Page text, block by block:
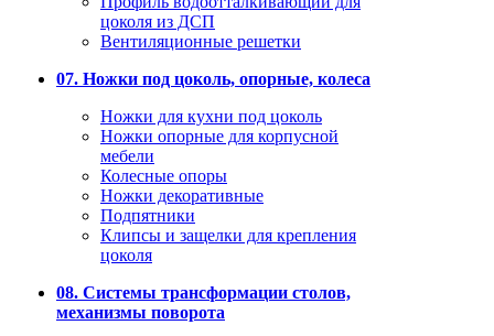
цоколя из ДСП
Вентиляционные решетки
07. Ножки под цоколь, опорные, колеса
Ножки для кухни под цоколь
Ножки опорные для корпусной
мебели
Колесные опоры
Ножки декоративные
Подпятники
Клипсы и защелки для крепления
цоколя
08. Системы трансформации столов,
механизмы поворота